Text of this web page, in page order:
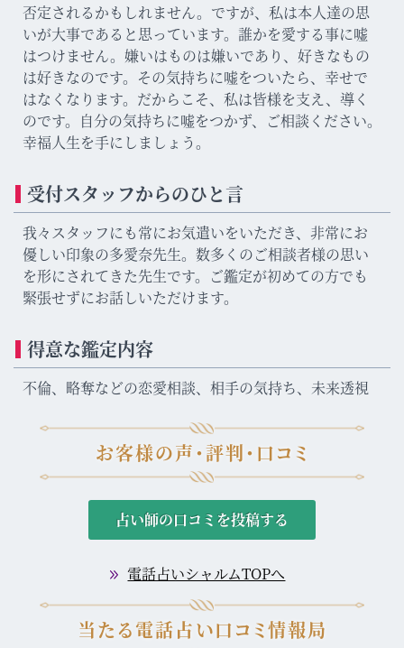
否定されるかもしれません。ですが、私は本人達の思
いが大事であると思っています。誰かを愛する事に嘘
はつけません。嫌いはものは嫌いであり、好きなもの
は好きなのです。その気持ちに嘘をついたら、幸せで
はなくなります。だからこそ、私は皆様を支え、導く
のです。自分の気持ちに嘘をつかず、ご相談ください。
幸福人生を手にしましょう。
受付スタッフからのひと言
我々スタッフにも常にお気遣いをいただき、非常にお
優しい印象の多愛奈先生。数多くのご相談者様の思い
を形にされてきた先生です。ご鑑定が初めての方でも
緊張せずにお話しいただけます。
得意な鑑定内容
不倫、略奪などの恋愛相談、相手の気持ち、未来透視
お客様の声・評判・口コミ
占い師の口コミを投稿する
電話占いシャルムTOPへ
当たる電話占い口コミ情報局